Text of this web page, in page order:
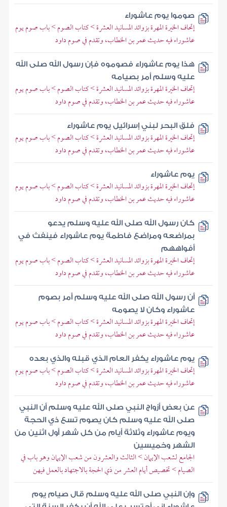
صوموا يوم عاشوراء
إتحاف الخيرة المهرة بزوائد المسانيد العشرة > كتاب الصوم > باب صوم يوم
عاشوراء فيه حديث عمر بن الخطاب، وتقدم في صوم داود
هذا يوم عاشوراء فصوموه فإن رسول الله صلى الله
عليه وسلم أمر بصيامه
إتحاف الخيرة المهرة بزوائد المسانيد العشرة > كتاب الصوم > باب صوم يوم
عاشوراء فيه حديث عمر بن الخطاب، وتقدم في صوم داود
فلق البحر لبني إسرائيل يوم عاشوراء
إتحاف الخيرة المهرة بزوائد المسانيد العشرة > كتاب الصوم > باب صوم يوم
عاشوراء فيه حديث عمر بن الخطاب، وتقدم في صوم داود
يوم عاشوراء
إتحاف الخيرة المهرة بزوائد المسانيد العشرة > كتاب الصوم > باب صوم يوم
عاشوراء فيه حديث عمر بن الخطاب، وتقدم في صوم داود
كان رسول الله صلى الله عليه وسلم يدعو
بمراضعه ومراضع فاطمة يوم عاشوراء فينفث في
أفواههم
إتحاف الخيرة المهرة بزوائد المسانيد العشرة > كتاب الصوم > باب صوم يوم
عاشوراء فيه حديث عمر بن الخطاب، وتقدم في صوم داود
أن رسول الله صلى الله عليه وسلم أمر بصوم
عاشوراء وكان لا يصومه
إتحاف الخيرة المهرة بزوائد المسانيد العشرة > كتاب الصوم > باب صوم يوم
عاشوراء فيه حديث عمر بن الخطاب، وتقدم في صوم داود
يوم عاشوراء يكفر العام الذي قبله والذي بعده
إتحاف الخيرة المهرة بزوائد المسانيد العشرة > كتاب الصوم > باب صوم يوم
عاشوراء فيه حديث عمر بن الخطاب، وتقدم في صوم داود
عن بعض أزواج النبي صلى الله عليه وسلم أن النبي
صلى الله عليه وسلم كان يصوم تسع ذي الحجة
ويوم عاشوراء وثلاثة أيام من كل شهر أول اثنين من
الشهر وخميسين
الجامع لشعب الإيمان > الثالث والعشرون من شعب الإيمان وهو باب في
الصيام > تخصيص أيام العشر من ذي الحجة بالاجتهاد بالعمل فيهن
وإن النبي صلى الله عليه وسلم قال صيام يوم